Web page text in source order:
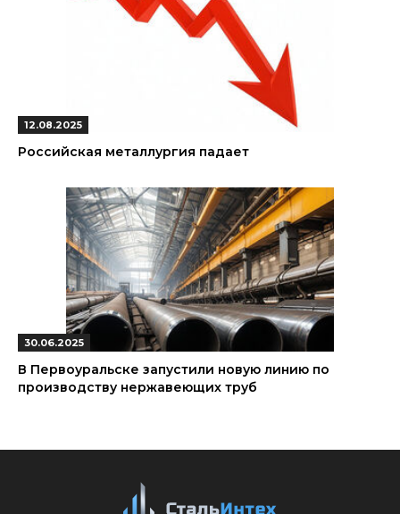
12.08.2025
Российская металлургия падает
30.06.2025
В Первоуральске запустили новую линию по
производству нержавеющих труб